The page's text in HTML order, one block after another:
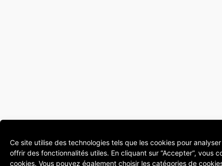
Ce site utilise des technologies tels que les cookies pour
offrir des fonctionnalités utiles. En cliquant sur “Accepter”, vous
cookies. Vous pouvez également choisir les catégories de